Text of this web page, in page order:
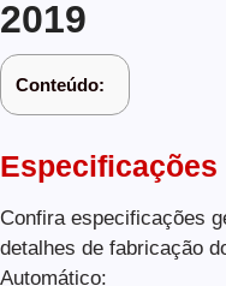
2019
Conteúdo:
Especificações
Confira especificações
detalhes de fabricação
Automático: